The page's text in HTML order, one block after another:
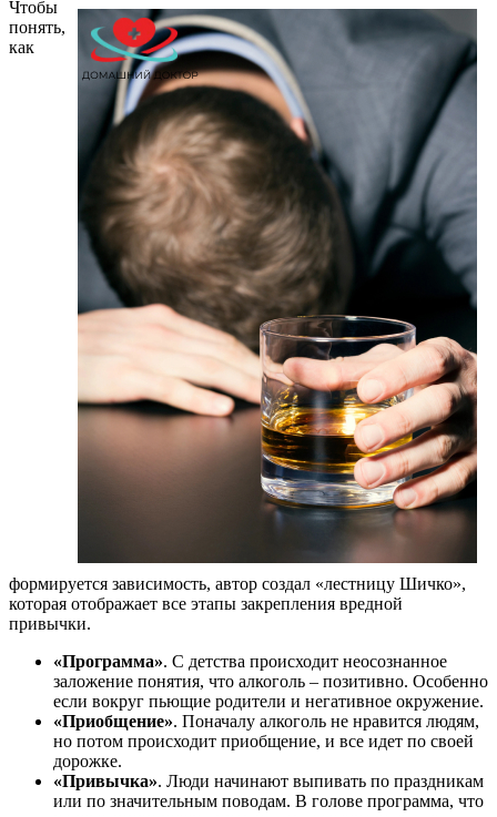
Чтобы
понять,
как
формируется зависимость, автор создал «лестницу Шичко»,
которая отображает все этапы закрепления вредной
привычки.
«Программа». С детства происходит неосознанное
заложение понятия, что алкоголь – позитивно. Особенно
если вокруг пьющие родители и негативное окружение.
«Приобщение». Поначалу алкоголь не нравится людям,
но потом происходит приобщение, и все идет по своей
дорожке.
«Привычка». Люди начинают выпивать по праздникам
или по значительным поводам. В голове программа, что